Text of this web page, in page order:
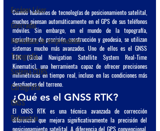
Escáner Láser
Georradar
Mentalidad de emprendedor
Topografía
Sistema CORS
Cartografía
GNSS
Batimetría
Cuando hablamos de tecnologías de posicionamiento satelital,
muchos piensan automáticamente en el GPS de sus teléfonos
móviles. Sin embargo, en el mundo de la topografía,
agricultura de precisión, construcción y geodesia, se utilizan
sistemas mucho más avanzados. Uno de ellos es el GNSS
RTK (Global Navigation Satellite System Real-Time
Kinematic), una herramienta capaz de ofrecer precisiones
milimétricas en tiempo real , incluso en las condiciones más
desafiantes del terreno.
¿Qué es el GNSS RTK?
El GNSS RTK es una técnica avanzada de corrección
diferencial que mejora significativamente la precisión del
posicionamiento satelital. A diferencia del GPS convencional,